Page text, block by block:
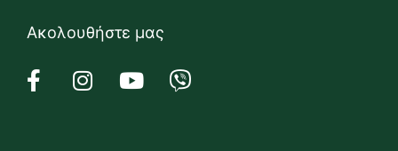
Ακολουθήστε μας